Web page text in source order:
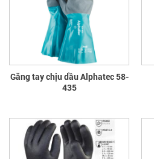
Găng tay chịu dầu Alphatec 58-
435